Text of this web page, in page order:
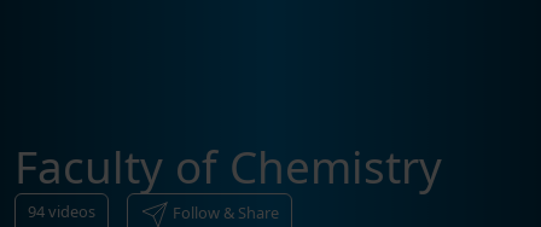
Faculty of Chemistry
94videos Follow & Share